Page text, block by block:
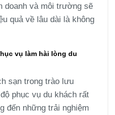
doanh và môi trường sẽ
quả về lâu dài là không
vụ làm hài lòng du
sạn trong trào lưu
phục vụ du khách rất
đến những trải nghiệm